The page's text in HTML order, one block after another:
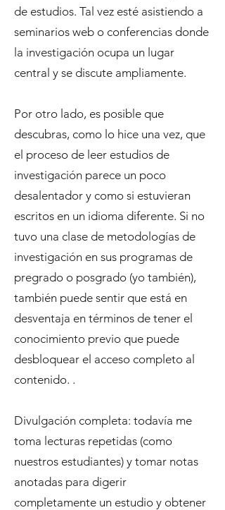
de estudios. Tal vez esté asistiendo a
seminarios web o conferencias donde
la investigación ocupa un lugar
central y se discute ampliamente.
Por otro lado, es posible que
descubras, como lo hice una vez, que
el proceso de leer estudios de
investigación parece un poco
desalentador y como si estuvieran
escritos en un idioma diferente. Si no
tuvo una clase de metodologías de
investigación en sus programas de
pregrado o posgrado (yo también),
también puede sentir que está en
desventaja en términos de tener el
conocimiento previo que puede
desbloquear el acceso completo al
contenido. .
Divulgación completa: todavía me
toma lecturas repetidas (como
nuestros estudiantes) y tomar notas
anotadas para digerir
completamente un estudio y obtener